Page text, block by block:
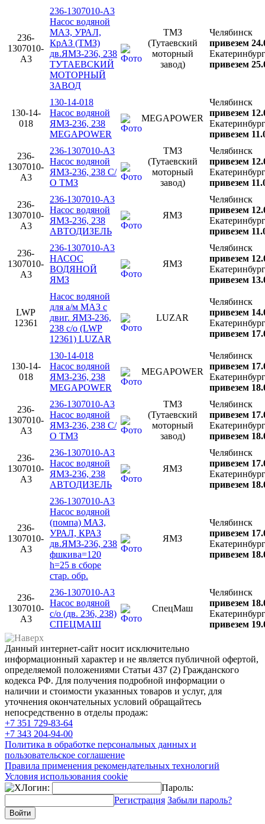
236-
1307010-
А3
236-1307010-А3
Насос водяной
МАЗ, УРАЛ,
КрАЗ (ТМЗ)
дв.ЯМЗ-236, 238
ТУТАЕВСКИЙ
МОТОРНЫЙ
ЗАВОД
ТМЗ
(Тутаевский
моторный
завод)
Челябинск
привезем
Екатеринбург
привезем
130-14-
018
130-14-018
Насос водяной
ЯМЗ-236, 238
MEGAPOWER
MEGAPOWER
Челябинск
привезем
Екатеринбург
привезем
236-
1307010-
А3
236-1307010-А3
Насос водяной
ЯМЗ-236, 238 С/
О ТМЗ
ТМЗ
(Тутаевский
моторный
завод)
Челябинск
привезем
Екатеринбург
привезем
236-
1307010-
А3
236-1307010-А3
Насос водяной
ЯМЗ-236, 238
АВТОДИЗЕЛЬ
ЯМЗ
Челябинск
привезем
Екатеринбург
привезем
236-
1307010-
А3
236-1307010-А3
НАСОС
ВОДЯНОЙ
ЯМЗ
ЯМЗ
Челябинск
привезем
Екатеринбург
привезем
LWP
12361
Насос водяной
для а/м МАЗ с
двиг. ЯМЗ-236,
238 с/о (LWP
12361) LUZAR
LUZAR
Челябинск
привезем
Екатеринбург
привезем
130-14-
018
130-14-018
Насос водяной
ЯМЗ-236, 238
MEGAPOWER
MEGAPOWER
Челябинск
привезем
Екатеринбург
привезем
236-
1307010-
А3
236-1307010-А3
Насос водяной
ЯМЗ-236, 238 С/
О ТМЗ
ТМЗ
(Тутаевский
моторный
завод)
Челябинск
привезем
Екатеринбург
привезем
236-
1307010-
А3
236-1307010-А3
Насос водяной
ЯМЗ-236, 238
АВТОДИЗЕЛЬ
ЯМЗ
Челябинск
привезем
Екатеринбург
привезем
236-
1307010-
А3
236-1307010-А3
Насос водяной
(помпа) МАЗ,
УРАЛ, КРАЗ
дв.ЯМЗ-236, 238
фшкива=120
h=25 в сборе
стар. обр.
ЯМЗ
Челябинск
привезем
Екатеринбург
привезем
236-
1307010-
А3
236-1307010-А3
Насос водяной
с/о (дв. 236, 238)
СПЕЦМАШ
СпецМаш
Челябинск
привезем
Екатеринбург
привезем
Данный интернет-сайт носит исключительно
информационный характер и не является публичной офертой,
определяемой положениями Статьи 437 (2) Гражданского
кодекса РФ. Для получения подробной информации о
наличии и стоимости указанных товаров и услуг, для
уточнения окончательных условий обращайтесь
непосредственно в отделы продаж:
+7 351 729-83-64
+7 343 204-94-00
Политика в обработке персональных данных и
пользовательское соглашение
Правила применения рекомендательных технологий
Условия использования cookie
Логин:
Пароль:
Регистрация Забыли пароль?